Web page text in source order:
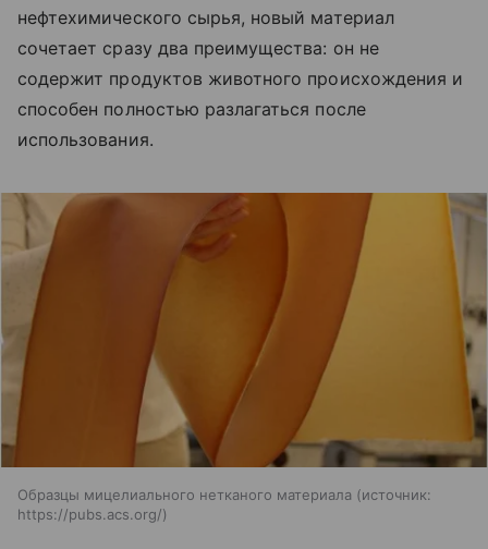
нефтехимического сырья, новый материал
сочетает сразу два преимущества: он не
содержит продуктов животного происхождения и
способен полностью разлагаться после
использования.
Образцы мицелиального нетканого материала
источник:
https://pubs.acs.org/